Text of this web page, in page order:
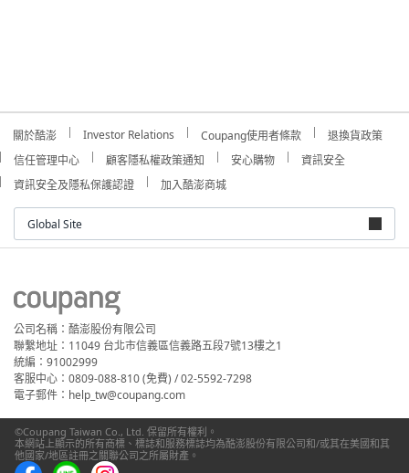
關於酷澎 Investor Relations Coupang使用者條款
退換貨政策
信任管理中心
顧客隱私權政策通知 安心購物
資訊安全
資訊安全及隱私保護認證
加入酷澎商城
Global Site
公司名稱：酷澎股份有限公司
聯繫地址：11049 台北市信義區信義路五段7號13樓之1
統編：91002999
客服中心：0809-088-810 (免費) / 02-5592-7298
電子郵件：help_tw@coupang.com
©Coupang Taiwan Co., Ltd. 保留所有權利。
本網站上顯示的所有商標、標誌和服務標誌均為酷澎股份有限公司和/或其在美國和其
他國家/地區註冊之關聯公司之所屬財產。